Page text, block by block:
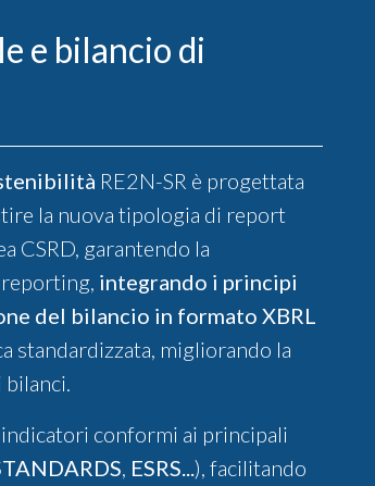
e bilancio di
RE2N-SR è progettata
la nuova tipologia di report
CSRD, garantendo la
integrando i principi
del bilancio in formato XBRL
standardizzata, migliorando la
bilanci.
conformi ai principali
, ESRS...), facilitando